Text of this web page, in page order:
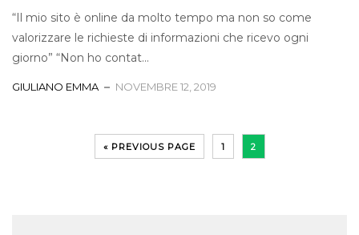
“Il mio sito è online da molto tempo ma non so come
valorizzare le richieste di informazioni che ricevo ogni
giorno” “Non ho contat...
GIULIANO EMMA NOVEMBRE 12, 2019
« PREVIOUS PAGE 1 2